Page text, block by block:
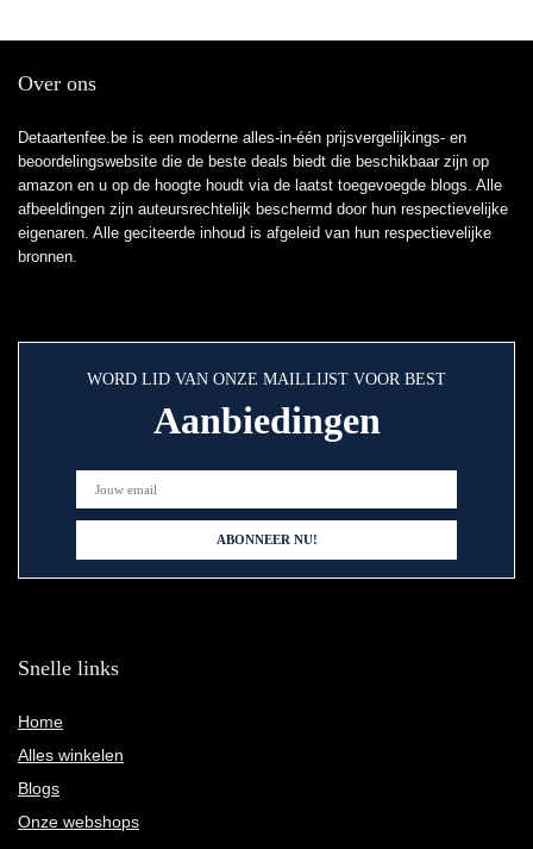
Over ons
Detaartenfee.be is een moderne alles-in-één prijsvergelijkings- en
beoordelingswebsite die de beste deals biedt die beschikbaar zijn op
amazon en u op de hoogte houdt via de laatst toegevoegde blogs. Alle
afbeeldingen zijn auteursrechtelijk beschermd door hun respectievelijke
eigenaren. Alle geciteerde inhoud is afgeleid van hun respectievelijke
bronnen.
WORD LID VAN ONZE MAILLIJST VOOR BEST
Aanbiedingen
Snelle links
Home
Alles winkelen
Blogs
Onze webshops